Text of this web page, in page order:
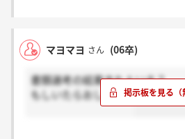
マヨマヨ さん (06卒)
書類選考の結果きた人いる？
もしいたらおしえて！